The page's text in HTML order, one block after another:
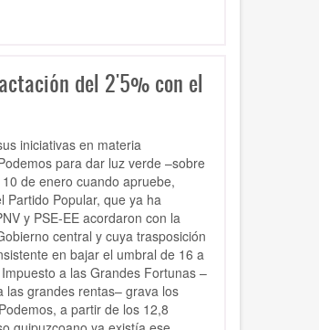
del 2'5% con el
iniciativas en materia
para dar luz verde –sobre
de enero cuando apruebe,
Partido Popular, que ya ha
y PSE-EE acordaron con la
central y cuya trasposición
en bajar el umbral de 16 a
a las Grandes Fortunas –
las grandes rentas– grava los
a partir de los 12,8